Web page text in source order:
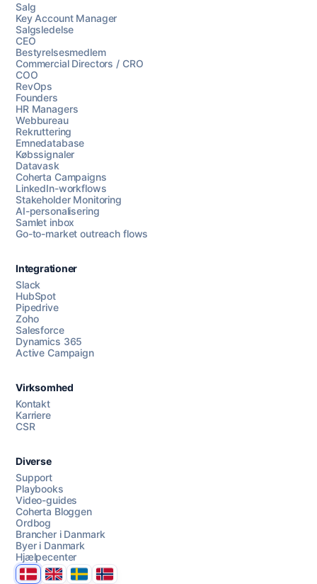
Chat med os
AI Campaign Assist
Salg
Key Account Manager
Salgsledelse
CEO
Bestyrelsesmedlem
Commercial Directors / CRO
COO
RevOps
Founders
HR Managers
Webbureau
Rekruttering
Emnedatabase
Købssignaler
Datavask
Coherta Campaigns
LinkedIn-workflows
Stakeholder Monitoring
AI-personalisering
Samlet inbox
Go-to-market outreach flows
Integrationer
Slack
HubSpot
Pipedrive
Zoho
Salesforce
Dynamics 365
Active Campaign
Virksomhed
Kontakt
Karriere
CSR
Diverse
Support
Playbooks
Video-guides
Coherta Bloggen
Ordbog
Brancher i Danmark
Byer i Danmark
Hjælpecenter
DanmarkUnited Kingdom
SverigeNorge